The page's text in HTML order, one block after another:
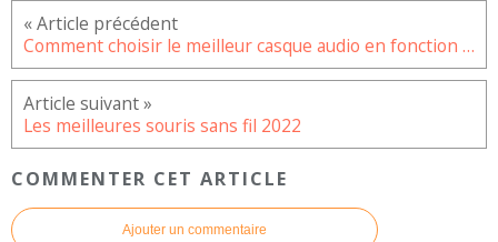
Comment choisir le meilleur casque audio en fonction de vos besoins ?
Les meilleures souris sans fil 2022
COMMENTER CET ARTICLE
Ajouter un commentaire